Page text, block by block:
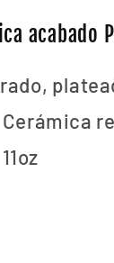
acabado